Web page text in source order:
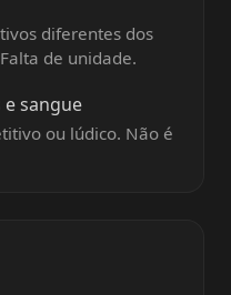
diferentes dos
de unidade.
sangue
ou lúdico. Não é